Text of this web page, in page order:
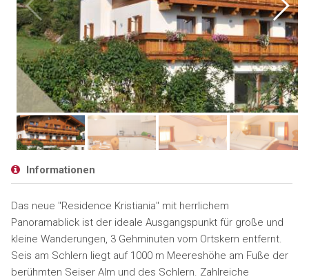
Informationen
Das neue "Residence Kristiania" mit herrlichem
Panoramablick ist der ideale Ausgangspunkt für große und
kleine Wanderungen, 3 Gehminuten vom Ortskern entfernt.
Seis am Schlern liegt auf 1000 m Meereshöhe am Fuße der
berühmten Seiser Alm und des Schlern. Zahlreiche